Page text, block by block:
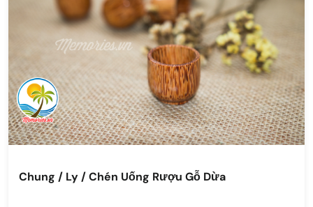
Chung / Ly / Chén Uống Rượu Gỗ Dừa